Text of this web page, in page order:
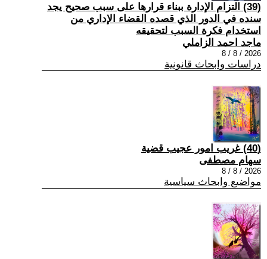
(39) التزام الإدارة ببناء قرارها على سبب صحیح یجد
سنده في الدور الذي قصده القضاء الإداري من
استخدام فكرة السبب لتحقیقه
ماجد احمد الزاملي
2026 / 8 / 8
دراسات وابحاث قانونية
(40) غريب امور عجيب قضية
سهام مصطفى
2026 / 8 / 8
مواضيع وابحاث سياسية